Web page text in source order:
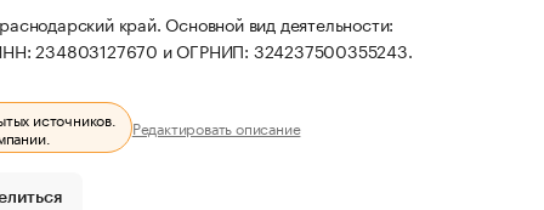
край. Основной вид деятельности:
ИНН: 234803127670 и ОГРНИП: 324237500355243.
источников.
Редактировать описание